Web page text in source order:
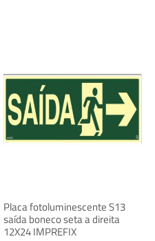
Placa fotoluminescente S13
saída boneco seta a direita
12X24 IMPREFIX